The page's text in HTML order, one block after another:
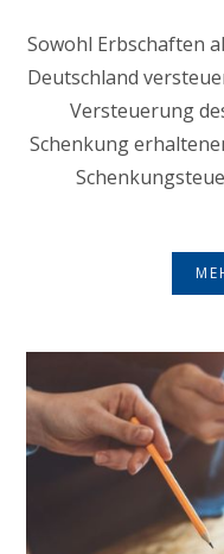
Sowohl Erbschaften
Deutschland
Versteuerung
Schenkung